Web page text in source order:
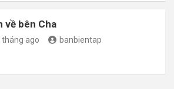
về bên Cha
tháng ago banbientap